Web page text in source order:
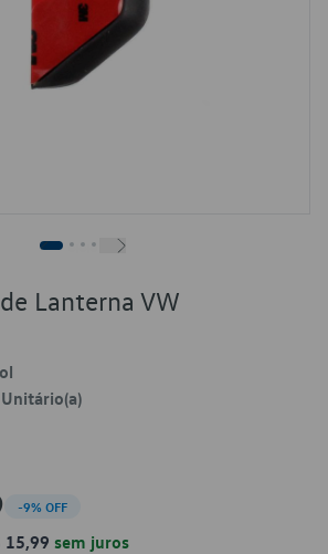
Lanterna VW
Unitário(a)
-9% OFF
15,99 sem juros